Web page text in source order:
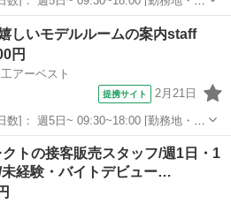
目2番4-1号 株式会社長谷工アーベス
ト（滋賀県大津市におの浜） 膳所駅徒歩11分 [職種名]...
しいモデルルームの案内staff
円
アーベスト
提携サイト 2月21日
番30 203号室 株式会社長谷工アーベ
スト（滋賀県大津市大萱） 瀬田(滋賀県)駅徒歩4分 ...
トの接客販売スタッフ/週1日・1
未経験・バイトデビュー…